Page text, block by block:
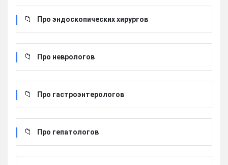
Про эндоскопических хирургов
Про неврологов
Про гастроэнтерологов
Про гепатологов